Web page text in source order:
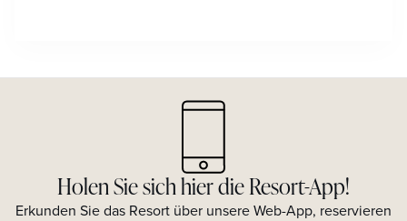
Holen Sie sich hier die Resort-App!
Erkunden Sie das Resort über unsere Web-App, reservieren